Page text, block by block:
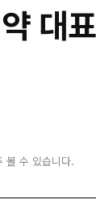
볼 수 있습니다.